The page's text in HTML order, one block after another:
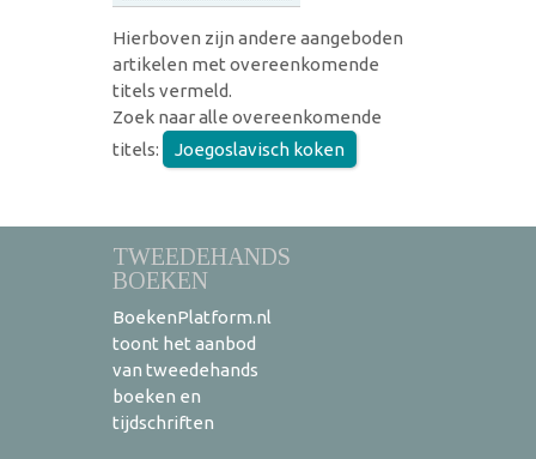
Hierboven zijn andere aangeboden
artikelen met overeenkomende
titels vermeld.
Zoek naar alle overeenkomende
titels:
Joegoslavisch koken
TWEEDEHANDS
BOEKEN
BoekenPlatform.nl
toont het aanbod
van tweedehands
boeken en
tijdschriften